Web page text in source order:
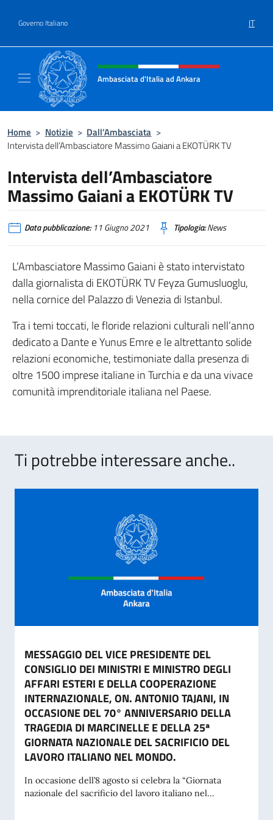
Governo Italiano IT
Intestazione sito, social e menù
Ambasciata d'Italia ad Ankara
Home > Notizie > Dall’Ambasciata >
Intervista dell’Ambasciatore Massimo Gaiani a EKOTÜRK TV
Intervista dell’Ambasciatore
Massimo Gaiani a EKOTÜRK TV
Data pubblicazione:11 Giugno 2021 Tipologia:News
L’Ambasciatore Massimo Gaiani è stato intervistato
dalla giornalista di EKOTÜRK TV Feyza Gumusluoglu,
nella cornice del Palazzo di Venezia di Istanbul.
Tra i temi toccati, le floride relazioni culturali nell’anno
dedicato a Dante e Yunus Emre e le altrettanto solide
relazioni economiche, testimoniate dalla presenza di
oltre 1500 imprese italiane in Turchia e da una vivace
comunità imprenditoriale italiana nel Paese.
Ti potrebbe interessare anche..
MESSAGGIO DEL VICE PRESIDENTE DEL
CONSIGLIO DEI MINISTRI E MINISTRO DEGLI
AFFARI ESTERI E DELLA COOPERAZIONE
INTERNAZIONALE, ON. ANTONIO TAJANI, IN
OCCASIONE DEL 70° ANNIVERSARIO DELLA
TRAGEDIA DI MARCINELLE E DELLA 25ª
GIORNATA NAZIONALE DEL SACRIFICIO DEL
LAVORO ITALIANO NEL MONDO.
In occasione dell’8 agosto si celebra la “Giornata
nazionale del sacrificio del lavoro italiano nel...